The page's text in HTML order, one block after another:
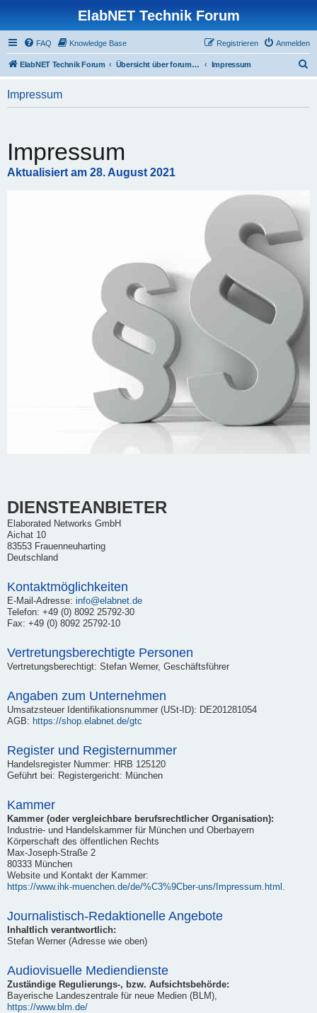
ElabNET Technik Forum
FAQ Knowledge Base Anmelden
Registrieren
ElabNET Technik Forum Übersicht über forum.timberwolf.io Impressum
Impressum
Impressum
Aktualisiert am 28. August 2021
DIENSTEANBIETER
Elaborated Networks GmbH
Aichat 10
83553 Frauenneuharting
Deutschland
Kontaktmöglichkeiten
E-Mail-Adresse: info@elabnet.de
Telefon: +49 (0) 8092 25792-30
Fax: +49 (0) 8092 25792-10
Vertretungsberechtigte Personen
Vertretungsberechtigt: Stefan Werner, Geschäftsführer
Angaben zum Unternehmen
Umsatzsteuer Identifikationsnummer (USt-ID): DE201281054
AGB: https://shop.elabnet.de/gtc
Register und Registernummer
Handelsregister Nummer: HRB 125120
Geführt bei: Registergericht: München
Kammer
Kammer (oder vergleichbare berufsrechtlicher Organisation):
Industrie- und Handelskammer für München und Oberbayern
Körperschaft des öffentlichen Rechts
Max-Joseph-Straße 2
80333 München
Website und Kontakt der Kammer:
https://www.ihk-muenchen.de/de/%C3%9Cber-uns/Impressum.html .
Journalistisch-Redaktionelle Angebote
Inhaltlich verantwortlich:
Stefan Werner (Adresse wie oben)
Audiovisuelle Mediendienste
Zuständige Regulierungs-, bzw. Aufsichtsbehörde:
Bayerische Landeszentrale für neue Medien (BLM),
https://www.blm.de/